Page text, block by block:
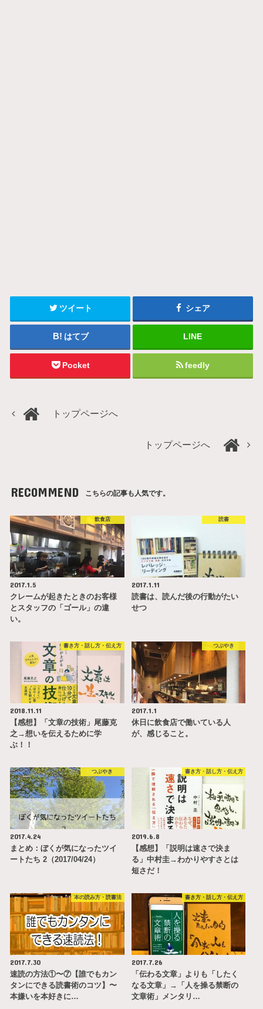
ツイート シェア
はてブ LINE
Pocket feedly
トップページへ
トップページへ
RECOMMEND こちらの記事も人気です。
飲食店
2017.1.5
クレームが起きたときのお客様
とスタッフの「ゴール」の違
い。
読書
2017.1.11
読書は、読んだ後の行動がたい
せつ
書き方・話し方・伝え方
2018.11.11
【感想】「文章の技術」尾藤克
之→想いを伝えるために学
ぶ！！
つぶやき
2017.1.1
休日に飲食店で働いている人
が、感じること。
つぶやき
2017.4.24
まとめ：ぼくが気になったツイ
ートたち 2（2017/04/24）
書き方・話し方・伝え方
2019.6.8
【感想】「説明は速さで決ま
る」中村圭→わかりやすさとは
短さだ！
本の読み方・読書法
2017.7.30
速読の方法①〜⑦【誰でもカン
タンにできる読書術のコツ】〜
本嫌いを本好きに…
書き方・話し方・伝え方
2017.7.26
「伝わる文章」よりも「したく
なる文章」→「人を操る禁断の
文章術」メンタリ…